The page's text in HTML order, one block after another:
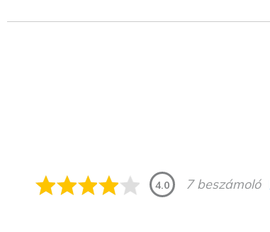
4.0 7 beszámoló